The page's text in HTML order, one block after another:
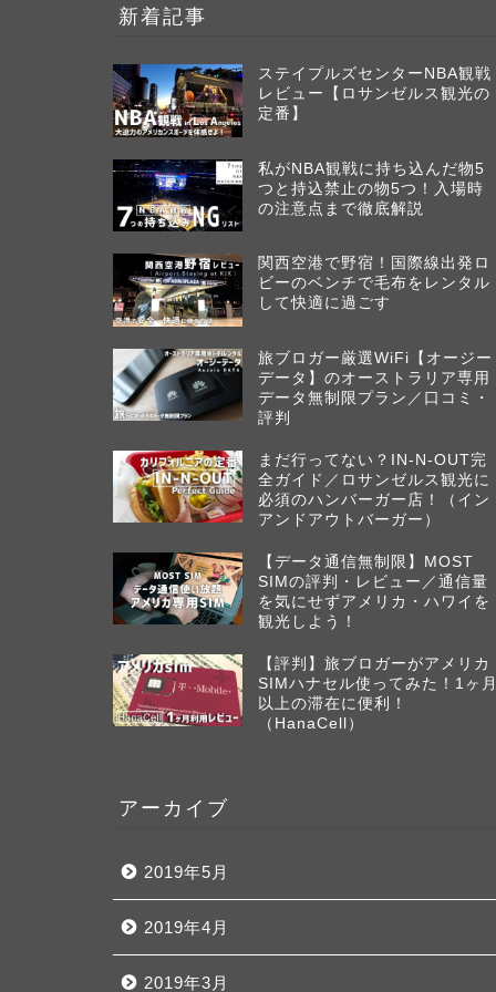
新着記事
ステイプルズセンターNBA観戦
レビュー【ロサンゼルス観光の
定番】
私がNBA観戦に持ち込んだ物5
つと持込禁止の物5つ！入場時
の注意点まで徹底解説
関西空港で野宿！国際線出発ロ
ビーのベンチで毛布をレンタル
して快適に過ごす
旅ブロガー厳選WiFi【オージー
データ】のオーストラリア専用
データ無制限プラン／口コミ・
評判
まだ行ってない？IN-N-OUT完
全ガイド／ロサンゼルス観光に
必須のハンバーガー店！（イン
アンドアウトバーガー）
【データ通信無制限】MOST
SIMの評判・レビュー／通信量
を気にせずアメリカ・ハワイを
観光しよう！
【評判】旅ブロガーがアメリカ
SIMハナセル使ってみた！1ヶ月
以上の滞在に便利！
（HanaCell）
アーカイブ
2019年5月
2019年4月
2019年3月